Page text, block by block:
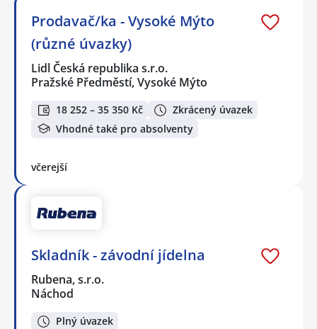
Prodavač/ka - Vysoké Mýto
(různé úvazky)
Lidl Česká republika s.r.o.
Pražské Předměstí, Vysoké Mýto
18 252 – 35 350 Kč
Zkrácený úvazek
Vhodné také pro absolventy
včerejší
Skladník - závodní jídelna
Rubena, s.r.o.
Náchod
Plný úvazek